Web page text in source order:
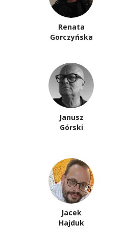
Renata
Gorczyńska
Janusz
Górski
Jacek
Hajduk